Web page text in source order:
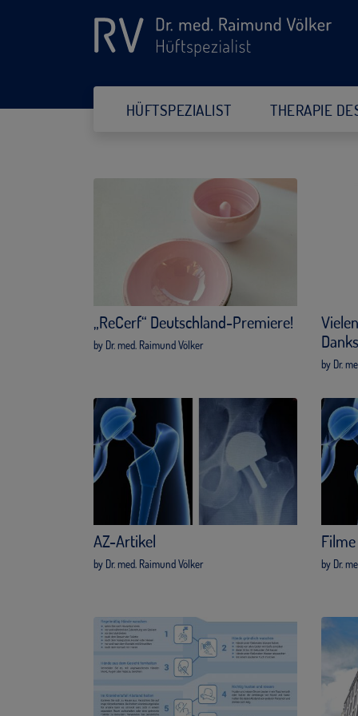
HÜFTSPEZIALIST THERAPIE
„ReCerf“ Deutschland-Premiere!
by Dr. med. Raimund Völker
by Dr.
AZ-Artikel
by Dr. med. Raimund Völker by Dr.